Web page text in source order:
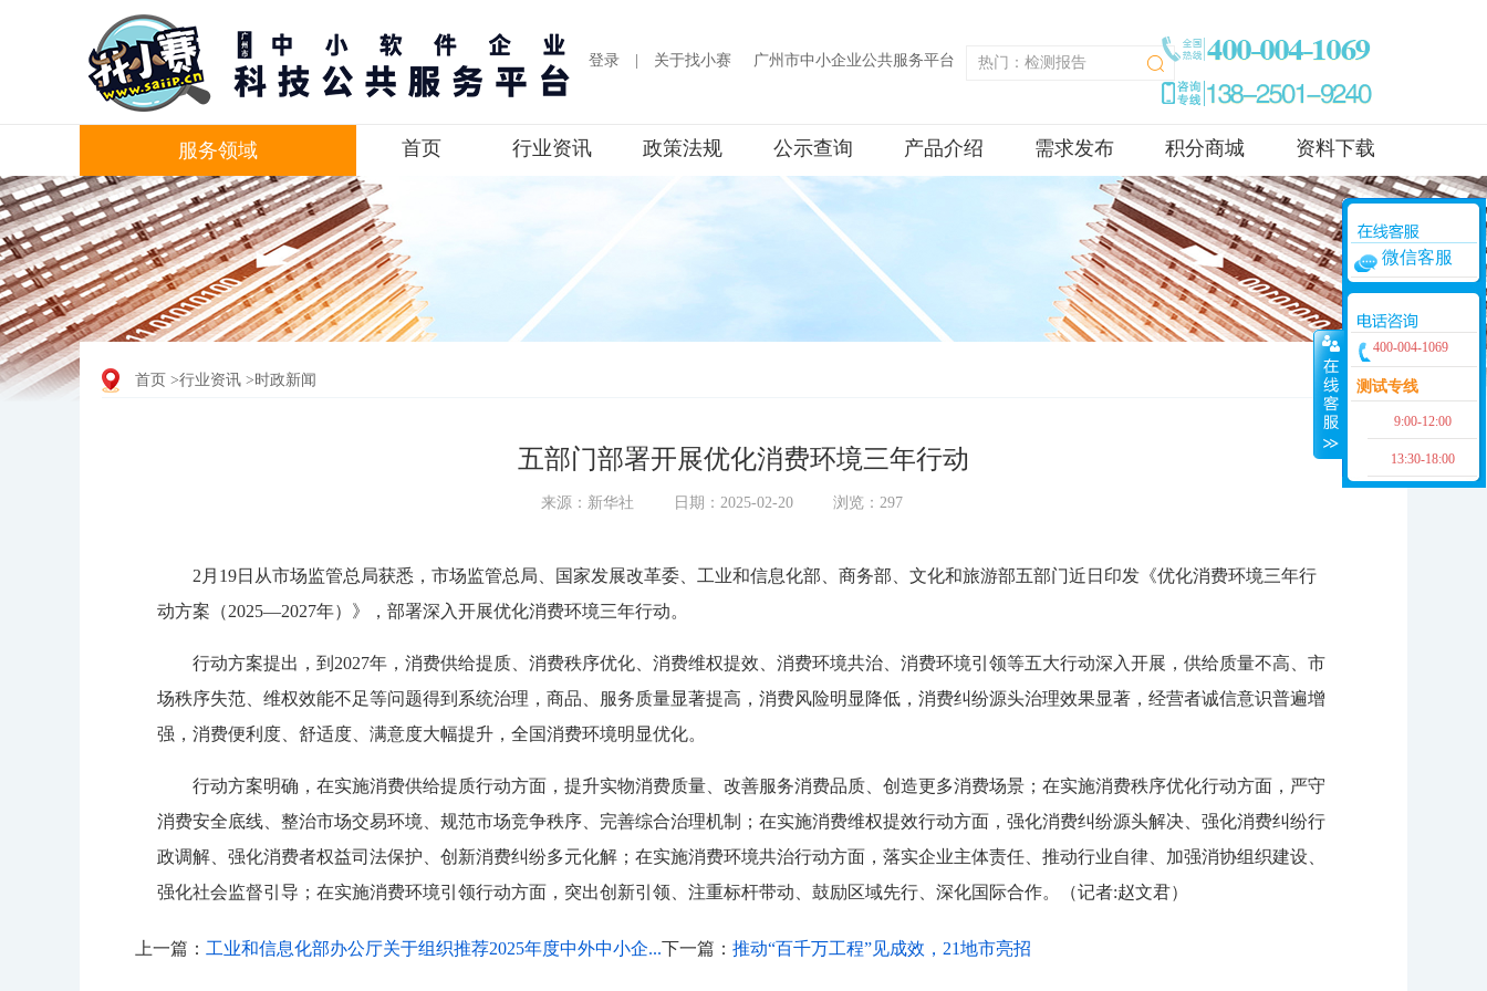
登录 关于找小赛 广州市中小企业公共服务平台
微信客服
400-004-1069
测试专线
9:00-12:00
13:30-18:00
服务领域 首页 行业资讯 政策法规 公示查询 产品介绍 需求发布 积分商城 资料下载
首页 >行业资讯 >时政新闻
五部门部署开展优化消费环境三年行动
来源：新华社 日期：2025-02-20 浏览： 297
2月19日 从市场监管总局获悉，市场监管总局、国家发展改革委、工业和信息化部、商务部、文化和旅游部五部门近日印发《优化消费环境三年行
动方案（2025—2027年）》，部署深入开展优化消费环境三年行动。
行动方案提出，到2027年，消费供给提质、消费秩序优化、消费维权提效、消费环境共治、消费环境引领等五大行动深入开展，供给质量不高、市
场秩序失范、维权效能不足等问题得到系统治理，商品、服务质量显著提高，消费风险明显降低，消费纠纷源头治理效果显著，经营者诚信意识普遍增
强，消费便利度、舒适度、满意度大幅提升，全国消费环境明显优化。
行动方案明确，在实施消费供给提质行动方面，提升实物消费质量、改善服务消费品质、创造更多消费场景；在实施消费秩序优化行动方面，严守
消费安全底线、整治市场交易环境、规范市场竞争秩序、完善综合治理机制；在实施消费维权提效行动方面，强化消费纠纷源头解决、强化消费纠纷行
政调解、强化消费者权益司法保护、创新消费纠纷多元化解；在实施消费环境共治行动方面，落实企业主体责任、推动行业自律、加强消协组织建设、
强化社会监督引导；在实施消费环境引领行动方面，突出创新引领、注重标杆带动、鼓励区域先行、深化国际合作。
（记者:赵文君）
上一篇： 工业和信息化部办公厅关于组织推荐2025年度中外中小企...下一篇： 推动“百千万工程”见成效，21地市亮招